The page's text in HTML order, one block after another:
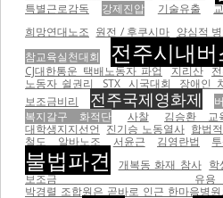
특별근로감독
강제진압 기술유출
희망연대노조 원전 / 후쿠시마 양심적
참교육실천대회 전주시내버
CJ대한통운 택배노동자 파업 지리산
노동자 쉴권리
STX 시국대회 장애인
보조금비리
전주국제영화제
복지갈구 화적단
사찰 김승환 교
대학생지지선언 진기승 노동열사 합법
철도
알바노조 서윤근 김영란법
불법파견 개복동 화재 참사 학
보조금
박경렬 조합원은 곧바로 인근 한마음병